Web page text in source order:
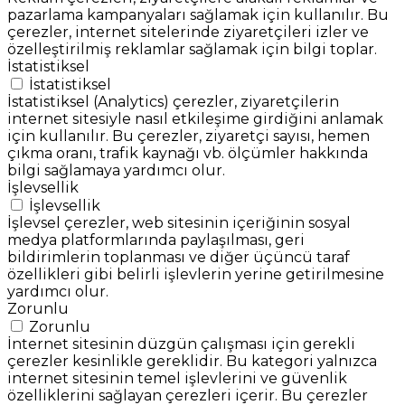
pazarlama kampanyaları sağlamak için kullanılır. Bu
çerezler, internet sitelerinde ziyaretçileri izler ve
özelleştirilmiş reklamlar sağlamak için bilgi toplar.
İstatistiksel
İstatistiksel
İstatistiksel (Analytics) çerezler, ziyaretçilerin
internet sitesiyle nasıl etkileşime girdiğini anlamak
için kullanılır. Bu çerezler, ziyaretçi sayısı, hemen
çıkma oranı, trafik kaynağı vb. ölçümler hakkında
bilgi sağlamaya yardımcı olur.
İşlevsellik
İşlevsellik
İşlevsel çerezler, web sitesinin içeriğinin sosyal
medya platformlarında paylaşılması, geri
bildirimlerin toplanması ve diğer üçüncü taraf
özellikleri gibi belirli işlevlerin yerine getirilmesine
yardımcı olur.
Zorunlu
Zorunlu
İnternet sitesinin düzgün çalışması için gerekli
çerezler kesinlikle gereklidir. Bu kategori yalnızca
internet sitesinin temel işlevlerini ve güvenlik
özelliklerini sağlayan çerezleri içerir. Bu çerezler